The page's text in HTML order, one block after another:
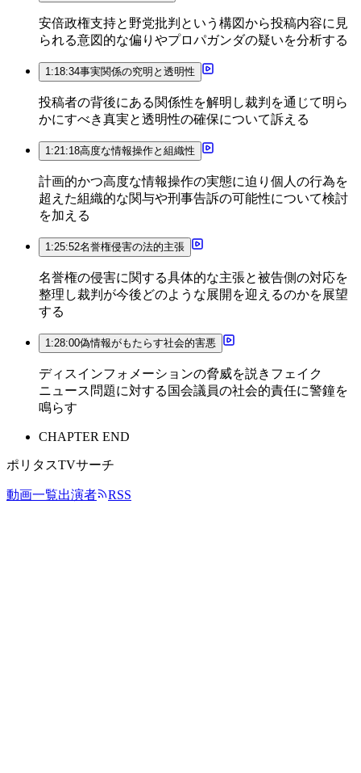
安倍政権支持と野党批判という構図から投稿内容に見
られる意図的な偏りやプロパガンダの疑いを分析する
1:18:34事実関係の究明と透明性
投稿者の背後にある関係性を解明し裁判を通じて明ら
かにすべき真実と透明性の確保について訴える
1:21:18高度な情報操作と組織性
計画的かつ高度な情報操作の実態に迫り個人の行為を
超えた組織的な関与や刑事告訴の可能性について検討
を加える
1:25:52名誉権侵害の法的主張
名誉権の侵害に関する具体的な主張と被告側の対応を
整理し裁判が今後どのような展開を迎えるのかを展望
する
1:28:00偽情報がもたらす社会的害悪
ディスインフォメーションの脅威を説きフェイク
ニュース問題に対する国会議員の社会的責任に警鐘を
鳴らす
CHAPTER END
ポリタスTVサーチ
動画一覧出演者 RSS